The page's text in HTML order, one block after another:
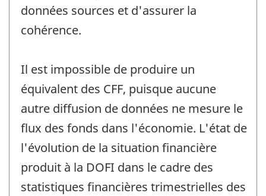
données sources et d'assurer la
cohérence.
Il est impossible de produire un
équivalent des CFF, puisque aucune
autre diffusion de données ne mesure le
flux des fonds dans l'économie. L'état de
l'évolution de la situation financière
produit à la DOFI dans le cadre des
statistiques financières trimestrielles des